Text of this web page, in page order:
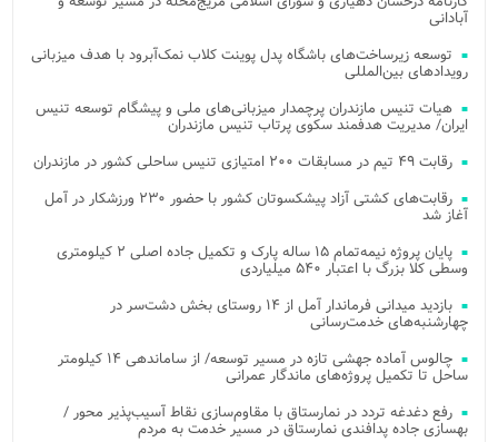
آبادانی
توسعه زیرساخت‌های باشگاه پدل پوینت کلاب نمک‌آبرود با هدف میزبانی
رویدادهای بین‌المللی
هیات تنیس مازندران پرچمدار میزبانی‌های ملی و پیشگام توسعه تنیس
ایران/ مدیریت هدفمند سکوی پرتاب تنیس مازندران
رقابت ۴۹ تیم در مسابقات ۲۰۰ امتیازی تنیس ساحلی کشور در مازندران
رقابت‌های کشتی آزاد پیشکسوتان کشور با حضور ۲۳۰ ورزشکار در آمل
آغاز شد
پایان پروژه نیمه‌تمام ۱۵ ساله پارک و تکمیل جاده اصلی ۲ کیلومتری
وسطی کلا بزرگ با اعتبار ۵۴۰ میلیاردی
بازدید میدانی فرماندار آمل از ۱۴ روستای بخش دشت‌سر در
چهارشنبه‌های خدمت‌رسانی
چالوس آماده جهشی تازه در مسیر توسعه/ از ساماندهی ۱۴ کیلومتر
ساحل تا تکمیل پروژه‌های ماندگار عمرانی
رفع دغدغه تردد در نمارستاق با مقاوم‌سازی نقاط آسیب‌پذیر محور /
بهسازی جاده پدافندی نمارستاق در مسیر خدمت به مردم